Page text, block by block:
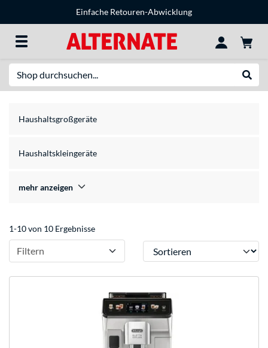
Einfache Retouren-Abwicklung
Haushaltsgroßgeräte
Haushaltskleingeräte
mehr anzeigen
1-10 von 10 Ergebnisse
Filtern Sortieren